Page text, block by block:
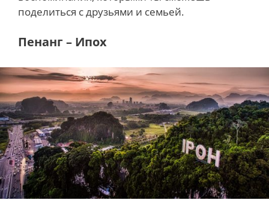
поделиться с друзьями и семьей.
Пенанг – Ипох